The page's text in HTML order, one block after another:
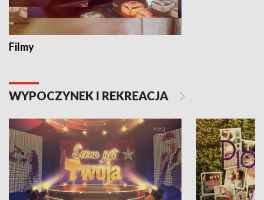
Filmy
WYPOCZYNEK I REKREACJA